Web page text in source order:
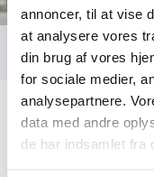
annoncer, til at vise
at analysere vores
din brug af vores
for sociale medier,
analysepartnere.
data med andre
de har indsamlet fra